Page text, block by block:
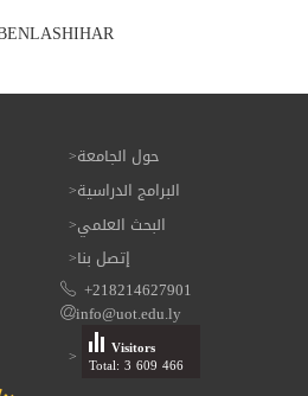
حول الجامعة
البرامج الدراسية
البحث العلمي
إتصل بنا
+218214627901
info@uot.edu.ly
Total: 3 609 466
Visitors